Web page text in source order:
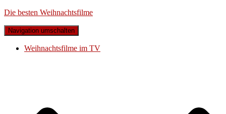
Die besten Weihnachtsfilme
Navigation umschalten
Weihnachtsfilme im TV